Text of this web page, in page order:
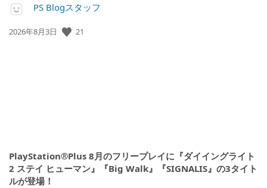
PS Blogスタッフ
公
2026年8月3日 21
PlayStation®Plus 8月のフリープレイに『ダイイングライト
2 ステイ ヒューマン』『Big Walk』『SIGNALIS』の3タイト
ルが登場！